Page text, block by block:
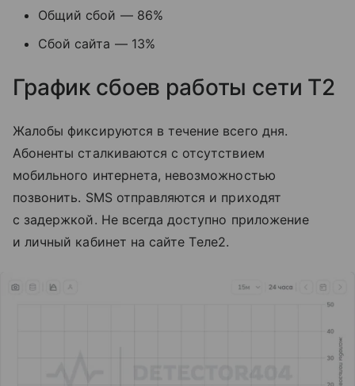
Общий сбой — 86%
Сбой сайта — 13%
График сбоев работы сети T2
Жалобы фиксируются в течение всего дня.
Абоненты сталкиваются с отсутствием
мобильного интернета, невозможностью
позвонить. SMS отправляются и приходят
с задержкой. Не всегда доступно приложение
и личный кабинет на сайте Tеле2.